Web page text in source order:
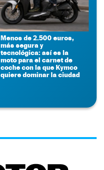
Menos de 2.500 euros,
más segura y
tecnológica: así es la
moto para el carnet de
coche con la que Kymco
quiere dominar la ciudad